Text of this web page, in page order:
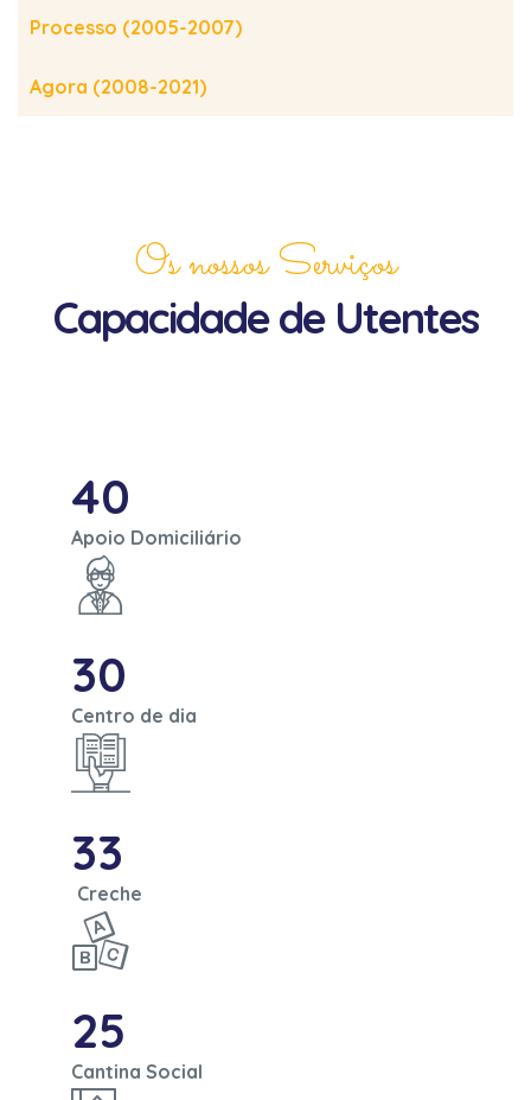
Processo (2005-2007)
Agora (2008-2021)
Os nossos Serviços
Capacidade de Utentes
40
Apoio Domiciliário
30
Centro de dia
33
Creche
25
Cantina Social